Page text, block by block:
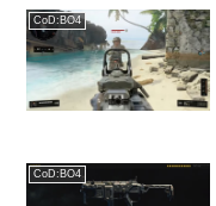
CoD:BO4
CoD:BO4